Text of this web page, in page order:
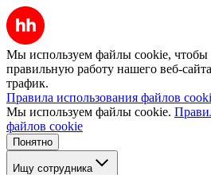
Мы используем файлы cookie, чтобы
правильную работу нашего веб-
трафик.
Правила использования файлов
Мы используем файлы cookie.
файлов cookie
Понятно
Ищу сотрудника